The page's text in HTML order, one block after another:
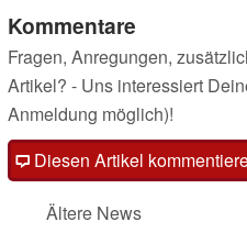
Kommentare
Fragen, Anregungen,
Artikel? - Uns interessiert
Anmeldung möglich)!
Diesen Artikel
Ältere News